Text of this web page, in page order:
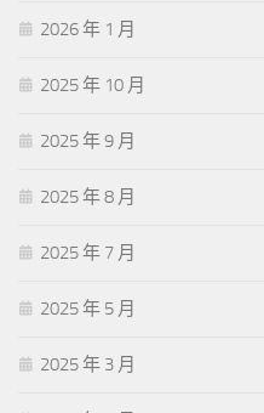
2026 年 1 月
2025 年 10 月
2025 年 9 月
2025 年 8 月
2025 年 7 月
2025 年 5 月
2025 年 3 月